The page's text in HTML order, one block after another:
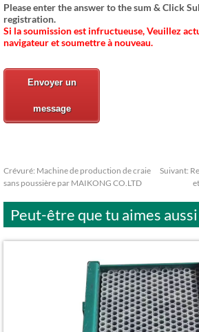
Please enter the answer to the sum & Click
registration.
Si la soumission est infructueuse, Veuillez
navigateur et soumettre à nouveau.
Envoyer un
message
Crévuré: Machine de production de craie
sans poussière par MAIKONG CO.LTD
Suivant:
Peut-être que tu aimes aussi